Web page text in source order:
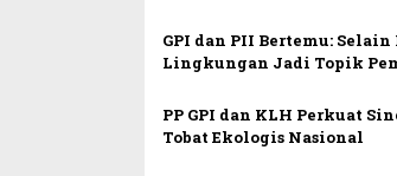
GPI dan PII Bertemu:
Lingkungan Jadi Topik
PP GPI dan KLH Perkuat
Tobat Ekologis Nasional